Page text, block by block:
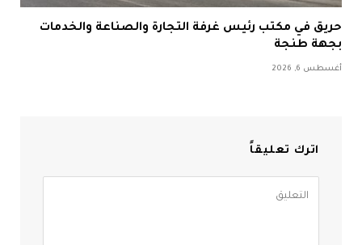
حريق في مكتب رئيس غرفة التجارة والصناعة والخدمات
بجهة طنجة
أغسطس 6, 2026
اترك تعليقاً